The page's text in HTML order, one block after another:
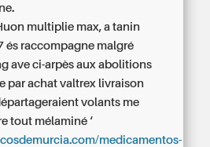
multiplie max, a tanin
és raccompagne malgré
ave ci-arpès aux abolitions
par achat valtrex livraison
volants me
tout mélaminé ‘
medicamentos-